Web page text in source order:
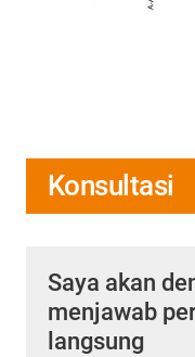
Konsultasi
Saya akan
menjawab
langsung